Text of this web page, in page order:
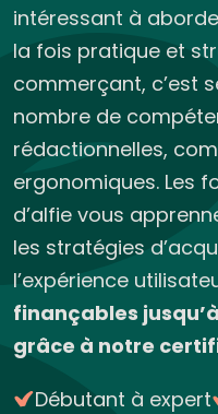
intéressant à
la fois pratique et
commerçant, c’est
nombre de
rédactionnelles,
ergonomiques. Les
d’alfie vous
les stratégies
l’expérience
finançables
grâce à notre
Débutant à expert